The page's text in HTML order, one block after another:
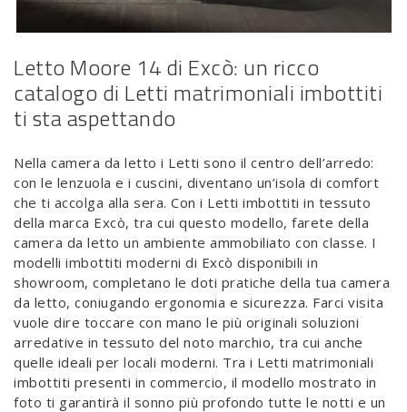
Letto Moore 14 di Excò: un ricco
catalogo di Letti matrimoniali imbottiti
ti sta aspettando
Nella camera da letto i Letti sono il centro dell’arredo:
con le lenzuola e i cuscini, diventano un’isola di comfort
che ti accolga alla sera. Con i Letti imbottiti in tessuto
della marca Excò, tra cui questo modello, farete della
camera da letto un ambiente ammobiliato con classe. I
modelli imbottiti moderni di Excò disponibili in
showroom, completano le doti pratiche della tua camera
da letto, coniugando ergonomia e sicurezza. Farci visita
vuole dire toccare con mano le più originali soluzioni
arredative in tessuto del noto marchio, tra cui anche
quelle ideali per locali moderni. Tra i Letti matrimoniali
imbottiti presenti in commercio, il modello mostrato in
foto ti garantirà il sonno più profondo tutte le notti e un